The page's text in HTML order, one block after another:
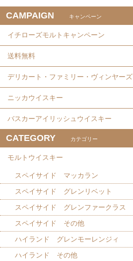
CAMPAIGN キャンペーン
イチローズモルトキャンペーン
送料無料
デリカート・ファミリー・ヴィンヤーズ
ニッカウイスキー
バスカーアイリッシュウイスキー
CATEGORY カテゴリー
モルトウイスキー
スペイサイド マッカラン
スペイサイド グレンリベット
スペイサイド グレンファークラス
スペイサイド その他
ハイランド グレンモーレンジィ
ハイランド その他